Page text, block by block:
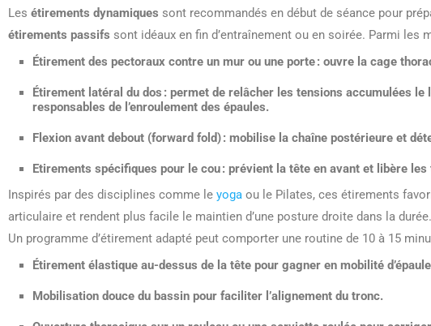
Les étirements dynamiques sont recommandés en début de séance pour
étirements passifs sont idéaux en fin d’entraînement ou en soirée. Parmi les
Étirement des pectoraux contre un mur ou une porte: ouvre la cage
Étirement latéral du dos : permet de relâcher les tensions accumulées le
responsables de l’enroulement des épaules.
Flexion avant debout (forward fold): mobilise la chaîne postérieure et
Etirements spécifiques pour le cou: prévient la tête en avant et libère
Inspirés par des disciplines comme le yoga ou le Pilates, ces étirements
articulaire et rendent plus facile le maintien d’une posture droite dans la durée.
Un programme d’étirement adapté peut comporter une routine de 10 à 15
Étirement élastique au-dessus de la tête pour gagner en mobilité
Mobilisation douce du bassin pour faciliter l’alignement du tronc.